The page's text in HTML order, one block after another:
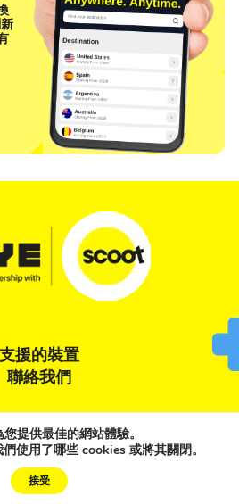
支援的裝置
聯絡我們
隱私權聲明 Cookie 政策
提供最佳的網站體驗。
使用了哪些 cookies 或將其關閉。
接受